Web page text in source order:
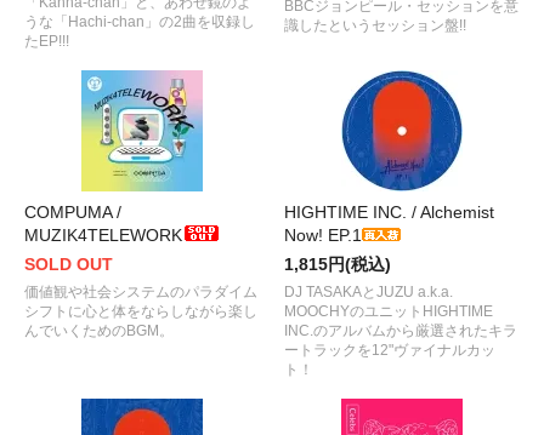
うな「Hachi​-​chan」の2曲を収録し
たEP!!!
BBCジョンピール・セッションを意
識したというセッション盤!!
COMPUMA /
MUZIK4TELEWORK
SOLD OUT
価値観や社会システムのパラダイム
シフトに心と体をならしながら楽し
んでいくためのBGM。
HIGHTIME INC. / Alchemist
Now! EP.1
1,815円(税込)
DJ TASAKAとJUZU a.k.a.
MOOCHYのユニットHIGHTIME
INC.のアルバムから厳選されたキラ
ートラックを12"ヴァイナルカッ
ト！